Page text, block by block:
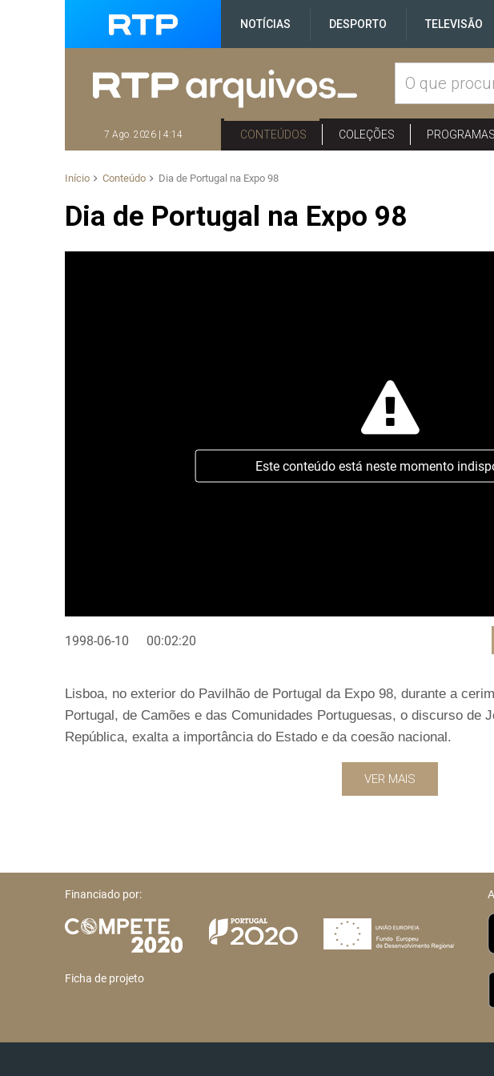
NOTÍCIAS DESPORTO TELEVISÃO
7 Ago. 2026 | 4:14 CONTEÚDOS COLEÇÕES PROGRAMAS
Início Conteúdo Dia de Portugal na Expo 98
Dia de Portugal na Expo 98
Este conteúdo está neste momento
1998-06-10 00:02:20
Lisboa, no exterior do Pavilhão de Portugal da Expo 98, durante a
Portugal, de Camões e das Comunidades Portuguesas, o discurso de
República, exalta a importância do Estado e da coesão nacional.
VER MAIS
Financiado por:
Ficha de projeto